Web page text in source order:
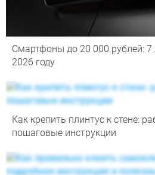
Смартфоны до 20 000 рублей:
2026 году
Как крепить плинтус к стене:
пошаговые инструкции